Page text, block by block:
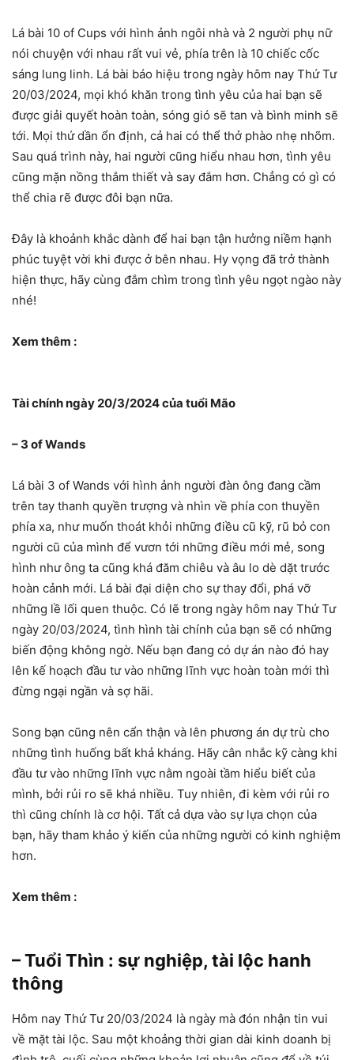
Lá bài 10 of Cups với hình ảnh ngôi nhà và 2 người phụ nữ
nói chuyện với nhau rất vui vẻ, phía trên là 10 chiếc cốc
sáng lung linh. Lá bài báo hiệu trong ngày hôm nay Thứ Tư
20/03/2024, mọi khó khăn trong tình yêu của hai bạn sẽ
được giải quyết hoàn toàn, sóng gió sẽ tan và bình minh sẽ
tới. Mọi thứ dần ổn định, cả hai có thể thở phào nhẹ nhõm.
Sau quá trình này, hai người cũng hiểu nhau hơn, tình yêu
cũng mặn nồng thắm thiết và say đắm hơn. Chẳng có gì có
thể chia rẽ được đôi bạn nữa.
Đây là khoảnh khắc dành để hai bạn tận hưởng niềm hạnh
phúc tuyệt vời khi được ở bên nhau. Hy vọng đã trở thành
hiện thực, hãy cùng đắm chìm trong tình yêu ngọt ngào này
nhé!
Xem thêm :
Tài chính ngày 20/3/2024 của tuổi Mão
– 3 of Wands
Lá bài 3 of Wands với hình ảnh người đàn ông đang cầm
trên tay thanh quyền trượng và nhìn về phía con thuyền
phía xa, như muốn thoát khỏi những điều cũ kỹ, rũ bỏ con
người cũ của mình để vươn tới những điều mới mẻ, song
hình như ông ta cũng khá đăm chiêu và âu lo dè dặt trước
hoàn cảnh mới. Lá bài đại diện cho sự thay đổi, phá vỡ
những lề lối quen thuộc. Có lẽ trong ngày hôm nay Thứ Tư
ngày 20/03/2024, tình hình tài chính của bạn sẽ có những
biến động không ngờ. Nếu bạn đang có dự án nào đó hay
lên kế hoạch đầu tư vào những lĩnh vực hoàn toàn mới thì
đừng ngại ngần và sợ hãi.
Song bạn cũng nên cẩn thận và lên phương án dự trù cho
những tình huống bất khả kháng. Hãy cân nhắc kỹ càng khi
đầu tư vào những lĩnh vực nằm ngoài tầm hiểu biết của
mình, bởi rủi ro sẽ khá nhiều. Tuy nhiên, đi kèm với rủi ro
thì cũng chính là cơ hội. Tất cả dựa vào sự lựa chọn của
bạn, hãy tham khảo ý kiến của những người có kinh nghiệm
hơn.
Xem thêm :
– Tuổi Thìn : sự nghiệp, tài lộc hanh
thông
Hôm nay Thứ Tư 20/03/2024 là ngày mà đón nhận tin vui
về mặt tài lộc. Sau một khoảng thời gian dài kinh doanh bị